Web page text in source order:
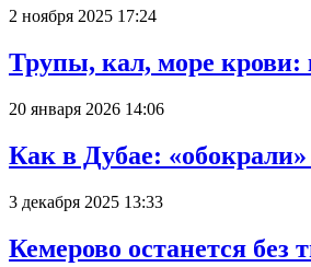
2 ноября 2025 17:24
Трупы, кал, море крови:
20 января 2026 14:06
Как в Дубае:
3 декабря 2025 13:33
Кемерово останется